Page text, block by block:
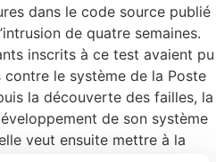
dans le code source publié
de quatre semaines.
inscrits à ce test avaient pu
le système de la Poste
la découverte des failles, la
de son système
veut ensuite mettre à la